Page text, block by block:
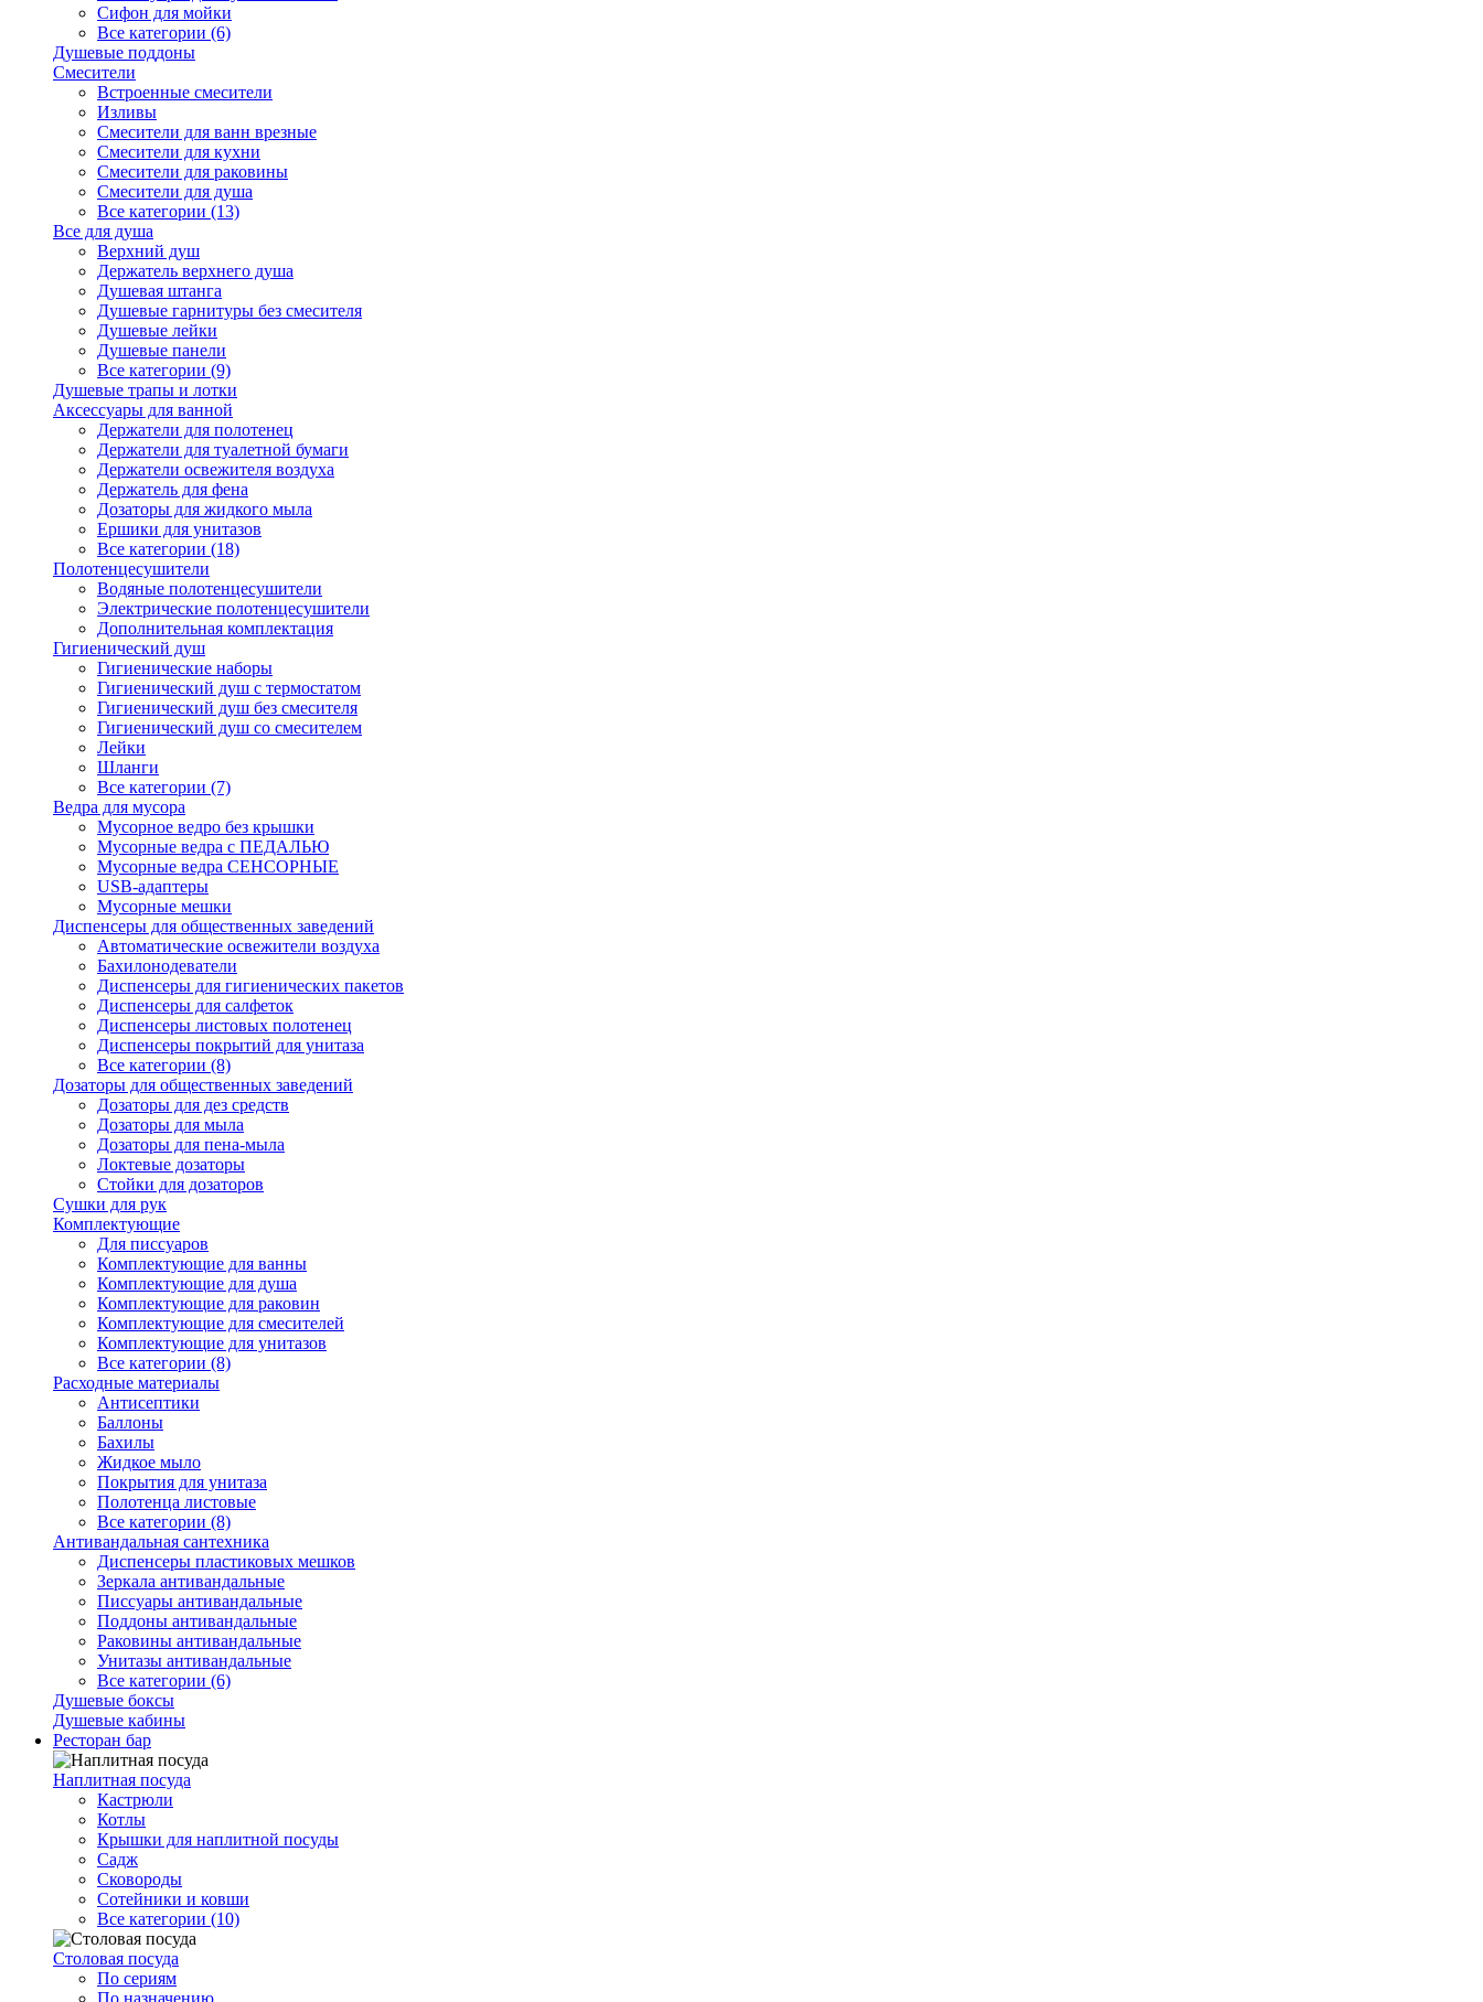
Сифон для мойки
Все категории (6)
Душевые поддоны
Смесители
Встроенные смесители
Изливы
Смесители для ванн врезные
Смесители для кухни
Смесители для раковины
Смесители для душа
Все категории (13)
Все для душа
Верхний душ
Держатель верхнего душа
Душевая штанга
Душевые гарнитуры без смесителя
Душевые лейки
Душевые панели
Все категории (9)
Душевые трапы и лотки
Аксессуары для ванной
Держатели для полотенец
Держатели для туалетной бумаги
Держатели освежителя воздуха
Держатель для фена
Дозаторы для жидкого мыла
Ершики для унитазов
Все категории (18)
Полотенцесушители
Водяные полотенцесушители
Электрические полотенцесушители
Дополнительная комплектация
Гигиенический душ
Гигиенические наборы
Гигиенический душ с термостатом
Гигиенический душ без смесителя
Гигиенический душ со смесителем
Лейки
Шланги
Все категории (7)
Ведра для мусора
Мусорное ведро без крышки
Мусорные ведра с ПЕДАЛЬЮ
Мусорные ведра СЕНСОРНЫЕ
USB-адаптеры
Мусорные мешки
Диспенсеры для общественных заведений
Автоматические освежители воздуха
Бахилонодеватели
Диспенсеры для гигиенических пакетов
Диспенсеры для салфеток
Диспенсеры листовых полотенец
Диспенсеры покрытий для унитаза
Все категории (8)
Дозаторы для общественных заведений
Дозаторы для дез средств
Дозаторы для мыла
Дозаторы для пена-мыла
Локтевые дозаторы
Стойки для дозаторов
Сушки для рук
Комплектующие
Для писсуаров
Комплектующие для ванны
Комплектующие для душа
Комплектующие для раковин
Комплектующие для смесителей
Комплектующие для унитазов
Все категории (8)
Расходные материалы
Антисептики
Баллоны
Бахилы
Жидкое мыло
Покрытия для унитаза
Полотенца листовые
Все категории (8)
Антивандальная сантехника
Диспенсеры пластиковых мешков
Зеркала антивандальные
Писсуары антивандальные
Поддоны антивандальные
Раковины антивандальные
Унитазы антивандальные
Все категории (6)
Душевые боксы
Душевые кабины
Ресторан бар
Наплитная посуда
Кастрюли
Котлы
Крышки для наплитной посуды
Садж
Сковороды
Сотейники и ковши
Все категории (10)
Столовая посуда
По сериям
По назначению